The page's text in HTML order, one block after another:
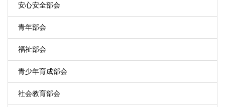
安心安全部会
青年部会
福祉部会
青少年育成部会
社会教育部会